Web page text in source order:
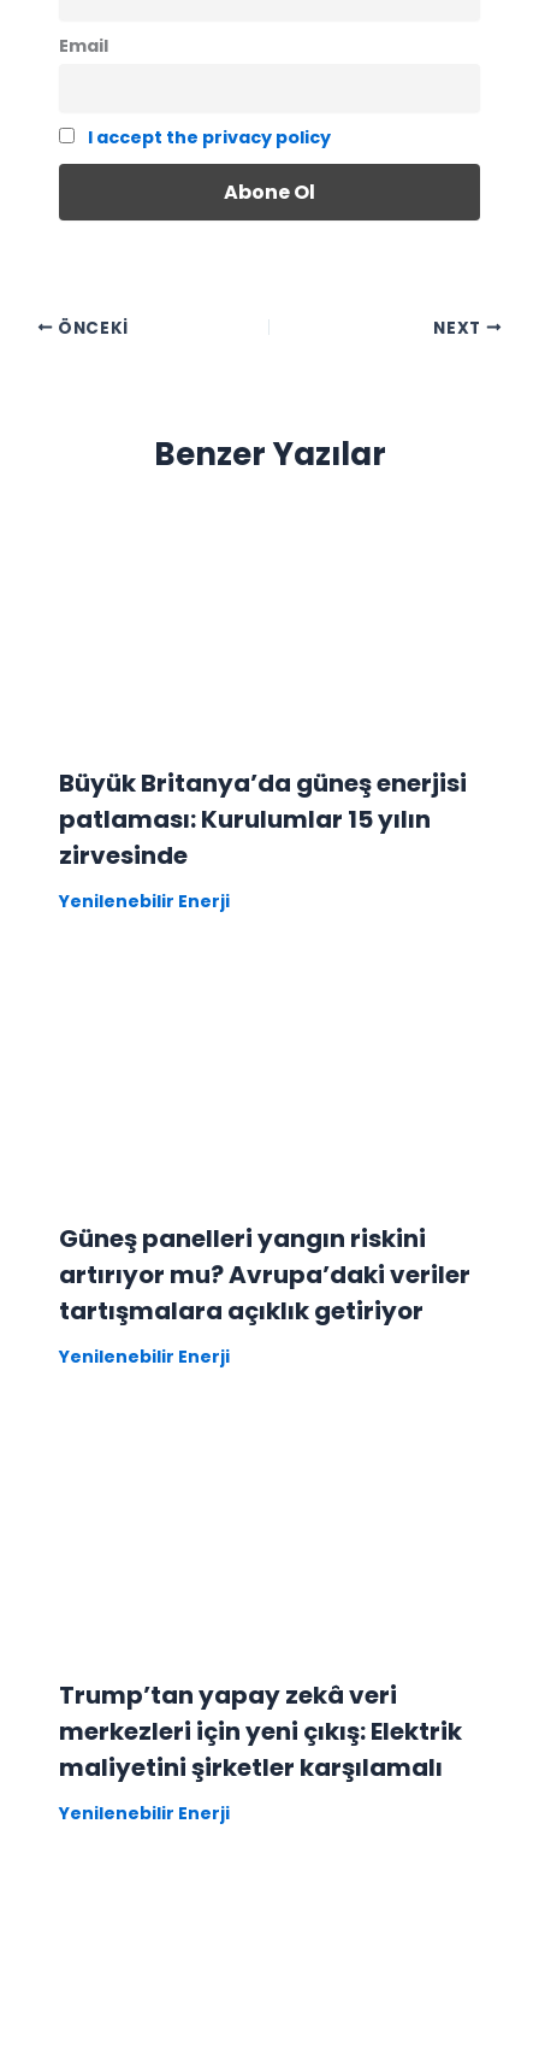
Email
I accept the privacy policy
ÖNCEKI NEXT
Benzer Yazılar
Büyük Britanya’da güneş enerjisi
patlaması: Kurulumlar 15 yılın
zirvesinde
Yenilenebilir Enerji
Güneş panelleri yangın riskini
artırıyor mu? Avrupa’daki veriler
tartışmalara açıklık getiriyor
Yenilenebilir Enerji
Trump’tan yapay zekâ veri
merkezleri için yeni çıkış: Elektrik
maliyetini şirketler karşılamalı
Yenilenebilir Enerji